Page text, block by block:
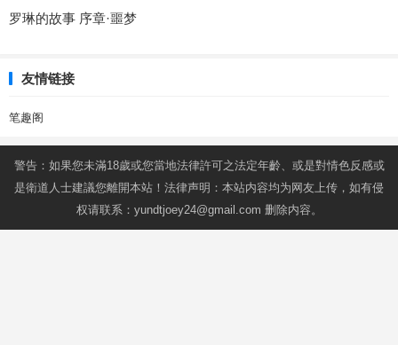
罗琳的故事 序章·噩梦
友情链接
笔趣阁
警告：如果您未滿18歲或您當地法律許可之法定年齡、或是對情色反感或
是衛道人士建議您離開本站！法律声明：本站内容均为网友上传，如有侵
权请联系： yundtjoey24@gmail.com 删除内容。